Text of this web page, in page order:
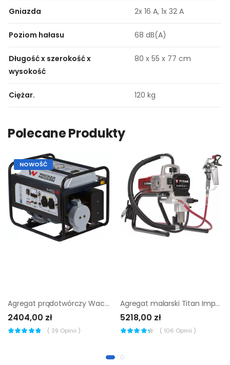
Gniazda 2x 16 A, 1x 32 A
Poziom hałasu 68 dB(A)
Długość x szerokość x
wysokość
80 x 55 x 77 cm
Ciężar. 120 kg
Polecane Produkty
NOWOŚĆ
Agregat prądotwórczy Wacker Neuson MG 3 - Sklep
2404,00 zł
( 39 Opinii )
Agregat malarski Titan Impact 400 HEA
5218,00 zł
( 106 Opinii )